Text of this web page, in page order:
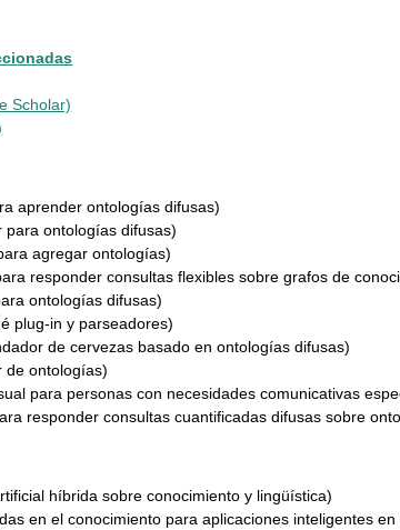
Scholar)
aprender ontologías difusas)
para ontologías difusas)
agregar ontologías)
responder consultas flexibles sobre grafos de
ontologías difusas)
plug-in y parseadores)
de cervezas basado en ontologías difusas)
de ontologías)
para personas con necesidades comunicativas
responder consultas cuantificadas difusas sobre
híbrida sobre conocimiento y lingüística)
en el conocimiento para aplicaciones inteligentes